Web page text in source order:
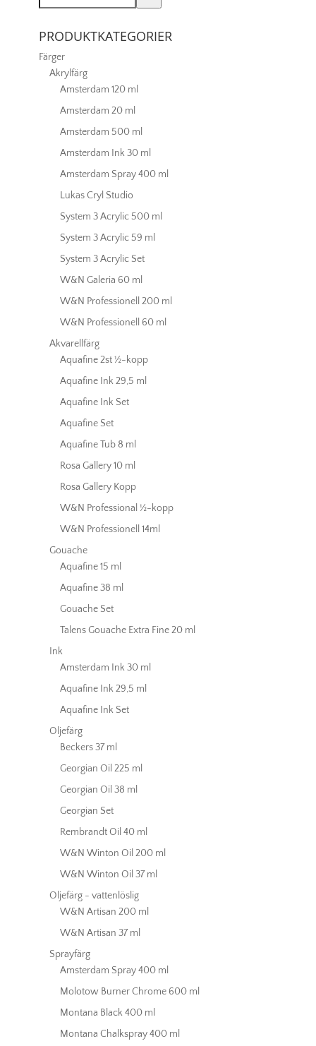
PRODUKTKATEGORIER
Färger
Akrylfärg
Amsterdam 120 ml
Amsterdam 20 ml
Amsterdam 500 ml
Amsterdam Ink 30 ml
Amsterdam Spray 400 ml
Lukas Cryl Studio
System 3 Acrylic 500 ml
System 3 Acrylic 59 ml
System 3 Acrylic Set
W&N Galeria 60 ml
W&N Professionell 200 ml
W&N Professionell 60 ml
Akvarellfärg
Aquafine 2st ½-kopp
Aquafine Ink 29,5 ml
Aquafine Ink Set
Aquafine Set
Aquafine Tub 8 ml
Rosa Gallery 10 ml
Rosa Gallery Kopp
W&N Professional ½-kopp
W&N Professionell 14ml
Gouache
Aquafine 15 ml
Aquafine 38 ml
Gouache Set
Talens Gouache Extra Fine 20 ml
Ink
Amsterdam Ink 30 ml
Aquafine Ink 29,5 ml
Aquafine Ink Set
Oljefärg
Beckers 37 ml
Georgian Oil 225 ml
Georgian Oil 38 ml
Georgian Set
Rembrandt Oil 40 ml
W&N Winton Oil 200 ml
W&N Winton Oil 37 ml
Oljefärg - vattenlöslig
W&N Artisan 200 ml
W&N Artisan 37 ml
Sprayfärg
Amsterdam Spray 400 ml
Molotow Burner Chrome 600 ml
Montana Black 400 ml
Montana Chalkspray 400 ml